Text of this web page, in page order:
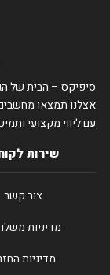
סיפיקס – הבית של
אצלנו תמצאו
עם ליווי מקצועי
שירות
צור קשר
מדיניות
מדיניות